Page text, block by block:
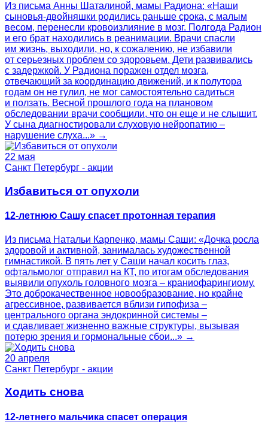
Из письма Анны Шаталиной, мамы Радиона: «Наши
сыновья-двойняшки родились раньше срока, с малым
весом, перенесли кровоизлияние в мозг. Полгода Радион
и его брат находились в реанимации. Врачи спасли
им жизнь, выходили, но, к сожалению, не избавили
от серьезных проблем со здоровьем. Дети развивались
с задержкой. У Радиона поражен отдел мозга,
отвечающий за координацию движений, и к полутора
годам он не гулил, не мог самостоятельно садиться
и ползать. Весной прошлого года на плановом
обследовании врачи сообщили, что он еще и не слышит.
У сына диагностировали слуховую нейропатию –
нарушение слуха...» →
22 мая
Санкт Петербург - акции
Избавиться от опухоли
12-летнюю Сашу спасет протонная терапия
Из письма Натальи Карпенко, мамы Саши: «Дочка росла
здоровой и активной, занималась художественной
гимнастикой. В пять лет у Саши начал косить глаз,
офтальмолог отправил на КТ, по итогам обследования
выявили опухоль головного мозга – краниофарингиому.
Это доброкачественное новообразование, но крайне
агрессивное, развивается вблизи гипофиза –
центрального органа эндокринной системы –
и сдавливает жизненно важные структуры, вызывая
потерю зрения и гормональные сбои...» →
20 апреля
Санкт Петербург - акции
Ходить снова
12-летнего мальчика спасет операция